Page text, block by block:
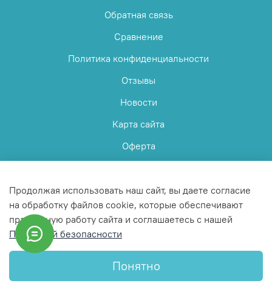
Обратная связь
Сравнение
Политика конфиденциальности
Отзывы
Новости
Карта сайта
Оферта
© 2025 Любое использование контента без письменного
разрешения запрещено
Продолжая использовать наш сайт, вы даете согласие
на обработку файлов cookie, которые обеспечивают
правильную работу сайта и соглашаетесь с нашей
Политикой безопасности
Понятно